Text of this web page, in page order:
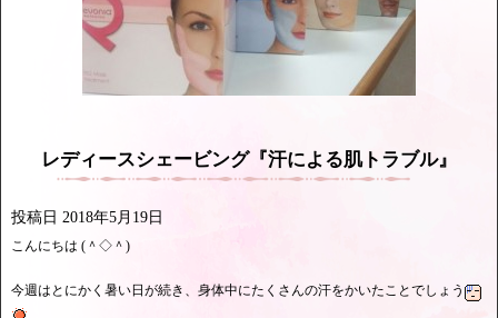
レディースシェービング『汗による肌トラブル』
投稿日 2018年5月19日
こんにちは (＾◇＾)
今週はとにかく暑い日が続き、身体中にたくさんの汗をかいたことでしょう